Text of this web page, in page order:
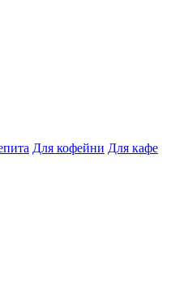
Для кофейни Для кафе